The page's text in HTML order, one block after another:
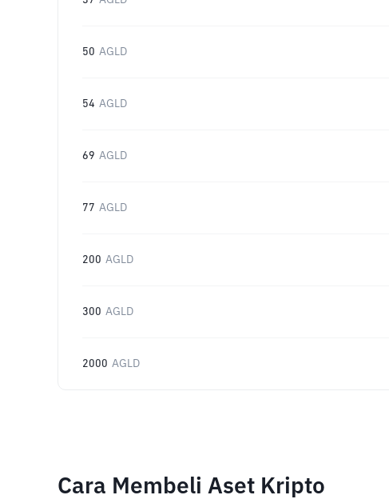
50 AGLD
54 AGLD
69 AGLD
77 AGLD
200 AGLD
300 AGLD
2000 AGLD
Cara Membeli Aset Kripto